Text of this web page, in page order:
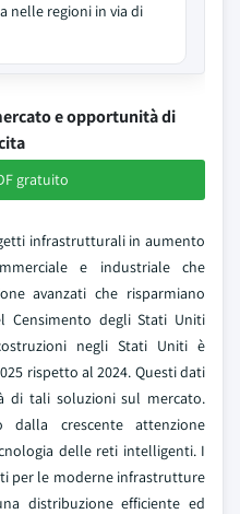
nelle regioni in via di
e opportunità di
gratuito
infrastrutturali in aumento
e industriale che
avanzati che risparmiano
Censimento degli Stati Uniti
negli Stati Uniti è
rispetto al 2024. Questi dati
di tali soluzioni sul mercato.
crescente attenzione
delle reti intelligenti. I
per le moderne infrastrutture
distribuzione efficiente ed